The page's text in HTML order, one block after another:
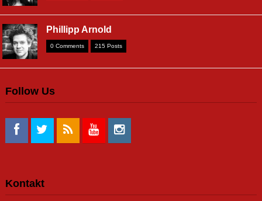
Phillipp Arnold
0 Comments 215 Posts
Follow Us
Kontakt